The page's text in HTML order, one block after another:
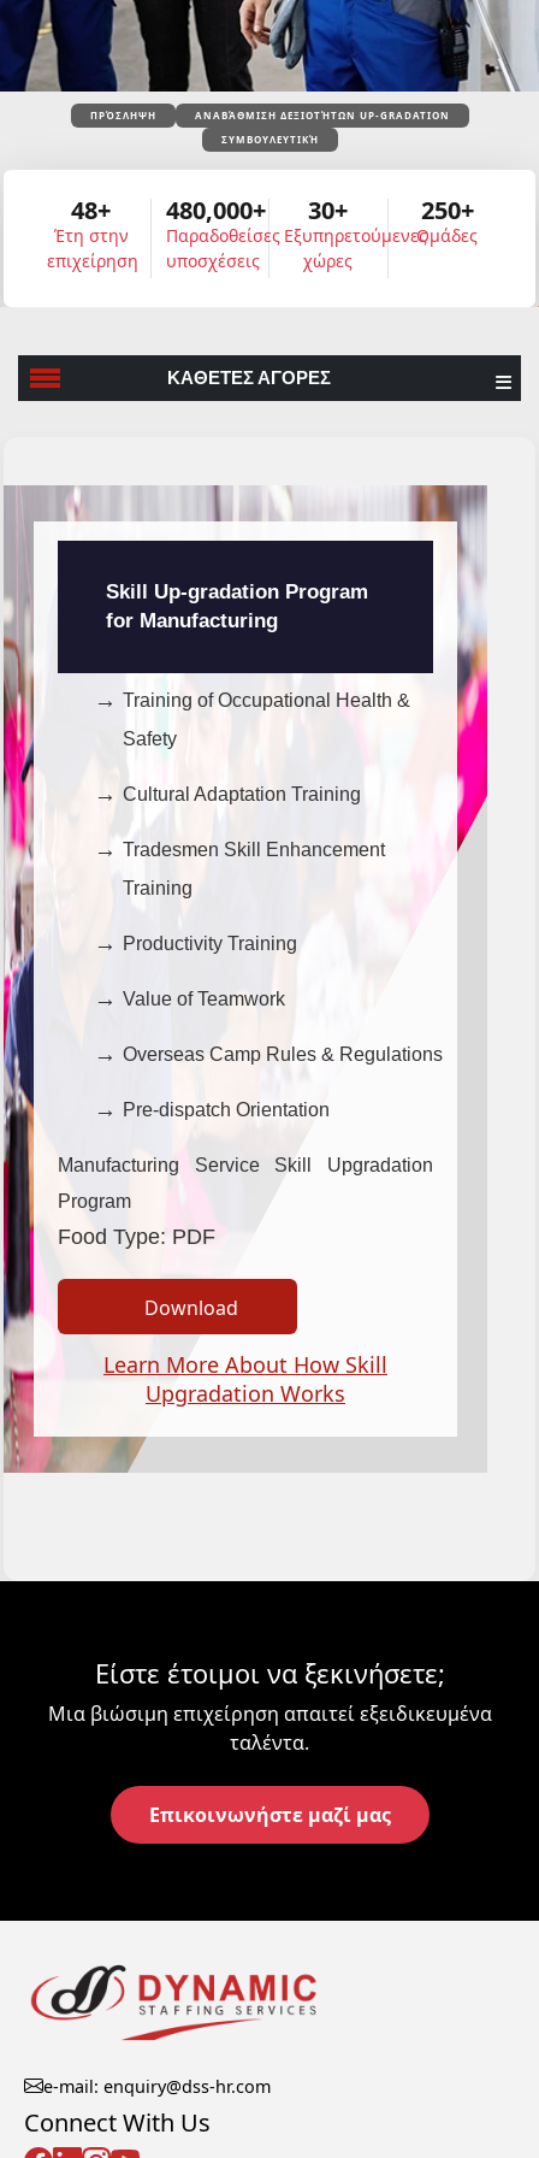
ΠΡΌΣΛΗΨΗ
ΑΝΑΒΆΘΜΙΣΗ ΔΕΞΙΟΤΉΤΩΝ UP-GRADATION
ΣΥΜΒΟΥΛΕΥΤΙΚΉ
48+
Έτη στην
επιχείρηση
480,000+
Παραδοθείσες
υποσχέσεις
30+
Εξυπηρετούμενες
χώρες
250+
Ομάδες
ΚΑΘΕΤΕΣ ΑΓΟΡΕΣ
Skill Up-gradation Program
for Manufacturing
Training of Occupational Health &
Safety
Cultural Adaptation Training
Tradesmen Skill Enhancement
Training
Productivity Training
Value of Teamwork
Overseas Camp Rules & Regulations
Pre-dispatch Orientation
Manufacturing Service Skill Upgradation
Program
Food Type: PDF
Download
Learn More About How Skill
Upgradation Works
Είστε έτοιμοι να ξεκινήσετε;
Μια βιώσιμη επιχείρηση απαιτεί εξειδικευμένα
ταλέντα.
Επικοινωνήστε μαζί μας
e-mail: enquiry@dss-hr.com
Connect With Us